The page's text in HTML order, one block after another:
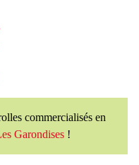
commercialisés en
Garondises !